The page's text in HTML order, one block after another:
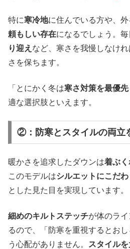
特に寒冷地に住んでいる方や、
頼もしい存在になるでしょう。
り迎え など、寒さを我慢しなけ
さを保ちます。
「とにかく冬は寒さ対策を最優先
適な選択肢といえます。
②：防寒とスタイルの両立
暖かさを追求したダウンは着ぶく
このモデルはシルエットにこだわ
とした見た目を実現しています。
細めのキルトステッチが体のラ
るので、「防寒を重視するとお
う心配がありません。
スタイル